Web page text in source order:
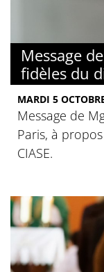
Message
fidèles du
MARDI 5
Message de
Paris, à
CIASE.